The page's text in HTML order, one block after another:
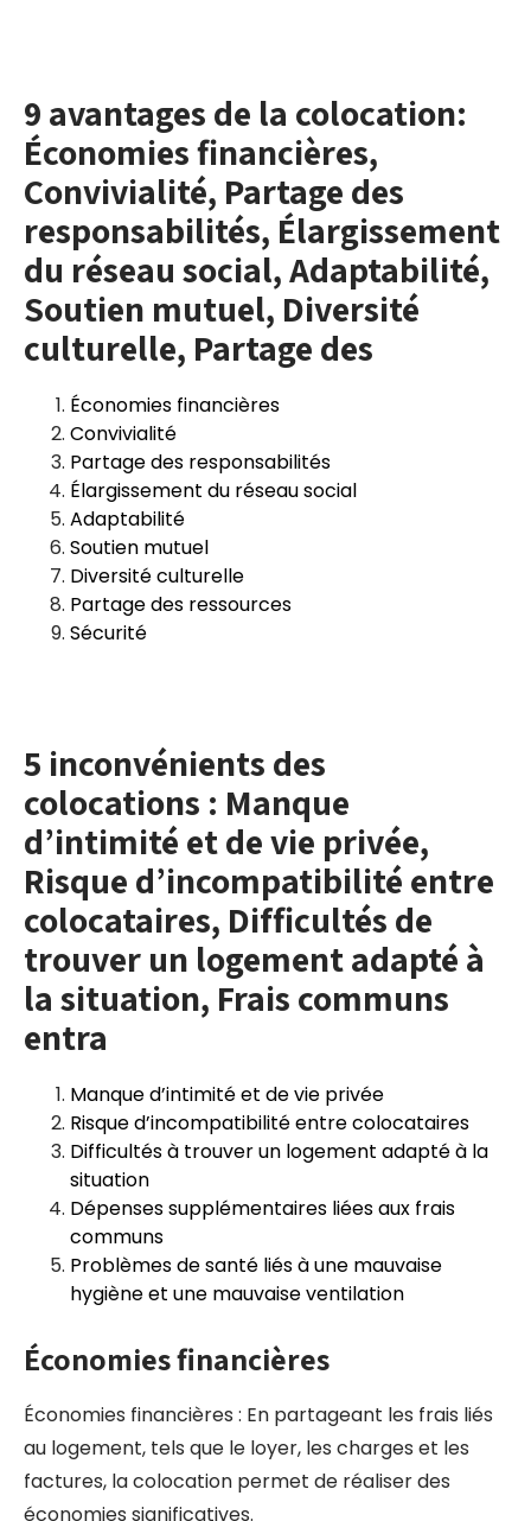
9 avantages de la colocation:
Économies financières,
Convivialité, Partage des
responsabilités, Élargissement
du réseau social, Adaptabilité,
Soutien mutuel, Diversité
culturelle, Partage des
Économies financières
Convivialité
Partage des responsabilités
Élargissement du réseau social
Adaptabilité
Soutien mutuel
Diversité culturelle
Partage des ressources
Sécurité
5 inconvénients des
colocations : Manque
d’intimité et de vie privée,
Risque d’incompatibilité entre
colocataires, Difficultés de
trouver un logement adapté à
la situation, Frais communs
entra
Manque d’intimité et de vie privée
Risque d’incompatibilité entre colocataires
Difficultés à trouver un logement adapté à la
situation
Dépenses supplémentaires liées aux frais
communs
Problèmes de santé liés à une mauvaise
hygiène et une mauvaise ventilation
Économies financières
Économies financières : En partageant les frais liés
au logement, tels que le loyer, les charges et les
factures, la colocation permet de réaliser des
économies significatives.